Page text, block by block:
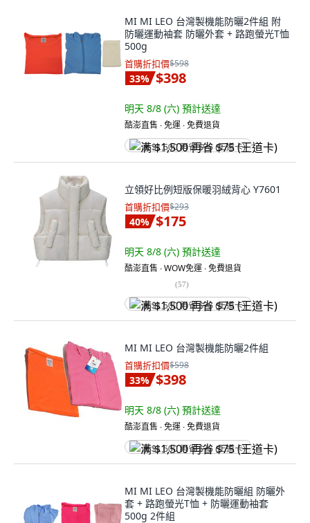
MI MI LEO 台灣製機能防曬2件組 附
防曬運動袖套 防曬外套 + 路跑螢光T恤
500g
首購折扣價$598
33% $398
明天 8/8 (六) 預計送達
酷澎直售 ∙ 免運 ∙ 免費退貨
满 $1,500 再省 $75 (王道卡)
立領好比例短版保暖羽絨背心 Y7601
首購折扣價$293
40% $175
明天 8/8 (六) 預計送達
酷澎直售 ∙ WOW免運 ∙ 免費退貨
(57)
满 $1,500 再省 $75 (王道卡)
MI MI LEO 台灣製機能防曬2件組
首購折扣價$598
33% $398
明天 8/8 (六) 預計送達
酷澎直售 ∙ 免運 ∙ 免費退貨
满 $1,500 再省 $75 (王道卡)
MI MI LEO 台灣製機能防曬組 防曬外
套 + 路跑螢光T恤 + 防曬運動袖套
500g 2件組